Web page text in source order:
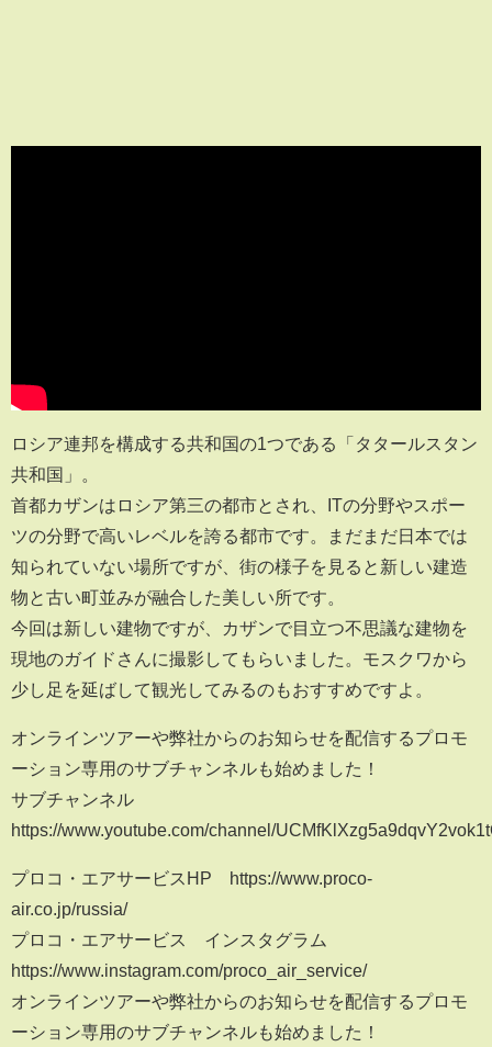
ロシア連邦を構成する共和国の1つである「タタールスタン
共和国」。
首都カザンはロシア第三の都市とされ、ITの分野やスポー
ツの分野で高いレベルを誇る都市です。まだまだ日本では
知られていない場所ですが、街の様子を見ると新しい建造
物と古い町並みが融合した美しい所です。
今回は新しい建物ですが、カザンで目立つ不思議な建物を
現地のガイドさんに撮影してもらいました。モスクワから
少し足を延ばして観光してみるのもおすすめですよ。
オンラインツアーや弊社からのお知らせを配信するプロモ
ーション専用のサブチャンネルも始めました！
サブチャンネル
https://www.youtube.com/channel/
プロコ・エアサービスHP https://www.proco-
air.co.jp/russia/​
プロコ・エアサービス インスタグラム
https://www.instagram.com/proco_air_service/
オンラインツアーや弊社からのお知らせを配信するプロモ
ーション専用のサブチャンネルも始めました！